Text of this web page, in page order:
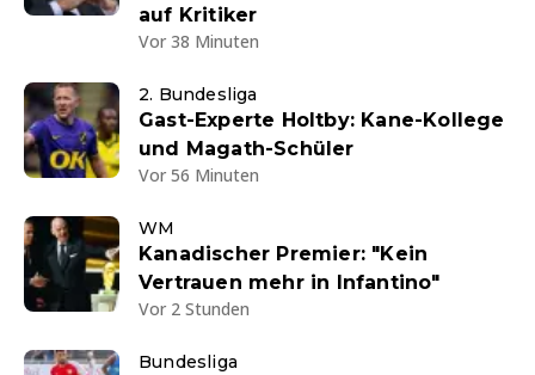
auf Kritiker
Vor 38 Minuten
2. Bundesliga
Gast-Experte Holtby: Kane-Kollege
und Magath-Schüler
Vor 56 Minuten
WM
Kanadischer Premier: "Kein
Vertrauen mehr in Infantino"
Vor 2 Stunden
Bundesliga